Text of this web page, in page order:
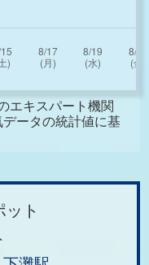
エキスパート機関
ータの統計値に基
ット